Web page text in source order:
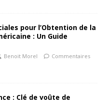
pour l’Obtention de la
: Un Guide
Benoit Morel
Commentaires
: Clé de voûte de